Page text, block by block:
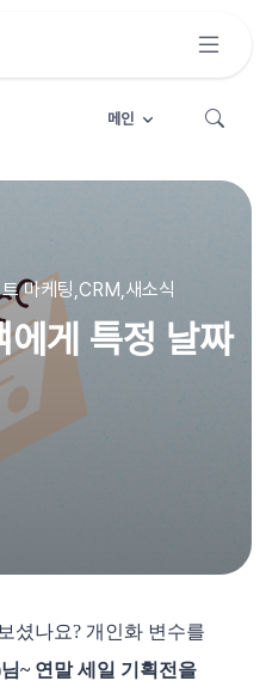
메인
마케팅,CRM,새소식
에게 특정 날짜
셨나요? 개인화 변수를
~ 연말 세일 기획전을